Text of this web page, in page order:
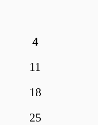
4
11
18
25